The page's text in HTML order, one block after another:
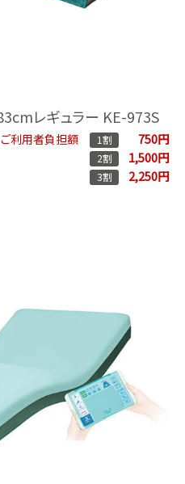
レギュラー KE-973S
ご利用者負担額 1割 750円
2割 1,500円
3割 2,250円